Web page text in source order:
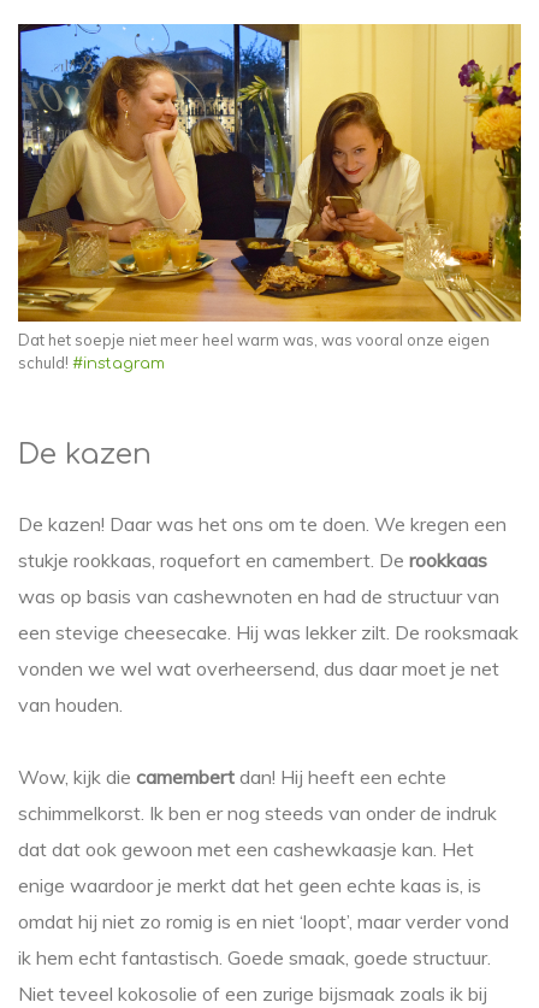
Dat het soepje niet meer heel warm was, was vooral onze eigen
schuld! #instagram
De kazen
De kazen! Daar was het ons om te doen. We kregen een
stukje rookkaas, roquefort en camembert. De rookkaas
was op basis van cashewnoten en had de structuur van
een stevige cheesecake. Hij was lekker zilt. De rooksmaak
vonden we wel wat overheersend, dus daar moet je net
van houden.
Wow, kijk die camembert dan! Hij heeft een echte
schimmelkorst. Ik ben er nog steeds van onder de indruk
dat dat ook gewoon met een cashewkaasje kan. Het
enige waardoor je merkt dat het geen echte kaas is, is
omdat hij niet zo romig is en niet ‘loopt’, maar verder vond
ik hem echt fantastisch. Goede smaak, goede structuur.
Niet teveel kokosolie of een zurige bijsmaak zoals ik bij